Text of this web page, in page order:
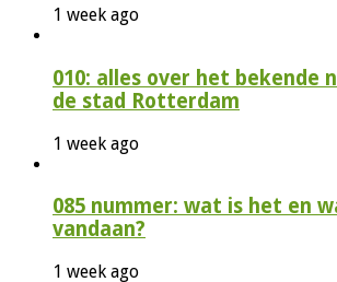
1 week ago
010: alles over het bekende
de stad Rotterdam
1 week ago
085 nummer: wat is het en
vandaan?
1 week ago